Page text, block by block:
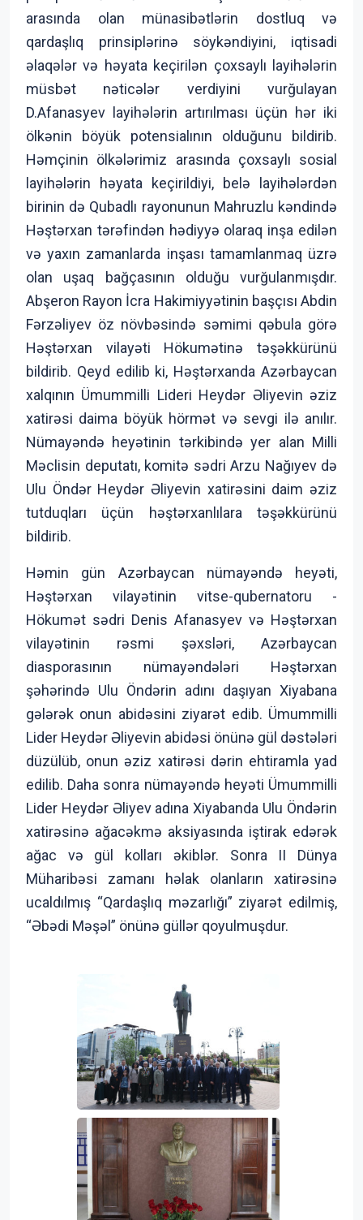
arasında olan münasibətlərin dostluq və
qardaşlıq prinsiplərinə söykəndiyini, iqtisadi
əlaqələr və həyata keçirilən çoxsaylı layihələrin
müsbət nəticələr verdiyini vurğulayan
D.Afanasyev layihələrin artırılması üçün hər iki
ölkənin böyük potensialının olduğunu bildirib.
Həmçinin ölkələrimiz arasında çoxsaylı sosial
layihələrin həyata keçirildiyi, belə layihələrdən
birinin də Qubadlı rayonunun Mahruzlu kəndində
Həştərxan tərəfindən hədiyyə olaraq inşa edilən
və yaxın zamanlarda inşası tamamlanmaq üzrə
olan uşaq bağçasının olduğu vurğulanmışdır.
Abşeron Rayon İcra Hakimiyyətinin başçısı Abdin
Fərzəliyev öz növbəsində səmimi qəbula görə
Həştərxan vilayəti Hökumətinə təşəkkürünü
bildirib. Qeyd edilib ki, Həştərxanda Azərbaycan
xalqının Ümummilli Lideri Heydər Əliyevin əziz
xatirəsi daima böyük hörmət və sevgi ilə anılır.
Nümayəndə heyətinin tərkibində yer alan Milli
Məclisin deputatı, komitə sədri Arzu Nağıyev də
Ulu Öndər Heydər Əliyevin xatirəsini daim əziz
tutduqları üçün həştərxanlılara təşəkkürünü
bildirib.
Həmin gün Azərbaycan nümayəndə heyəti,
Həştərxan vilayətinin vitse-qubernatoru -
Hökumət sədri Denis Afanasyev və Həştərxan
vilayətinin rəsmi şəxsləri, Azərbaycan
diasporasının nümayəndələri Həştərxan
şəhərində Ulu Öndərin adını daşıyan Xiyabana
gələrək onun abidəsini ziyarət edib. Ümummilli
Lider Heydər Əliyevin abidəsi önünə gül dəstələri
düzülüb, onun əziz xatirəsi dərin ehtiramla yad
edilib. Daha sonra nümayəndə heyəti Ümummilli
Lider Heydər Əliyev adına Xiyabanda Ulu Öndərin
xatirəsinə ağacəkmə aksiyasında iştirak edərək
ağac və gül kolları əkiblər. Sonra II Dünya
Müharibəsi zamanı həlak olanların xatirəsinə
ucaldılmış “Qardaşlıq məzarlığı” ziyarət edilmiş,
“Əbədi Məşəl” önünə güllər qoyulmuşdur.